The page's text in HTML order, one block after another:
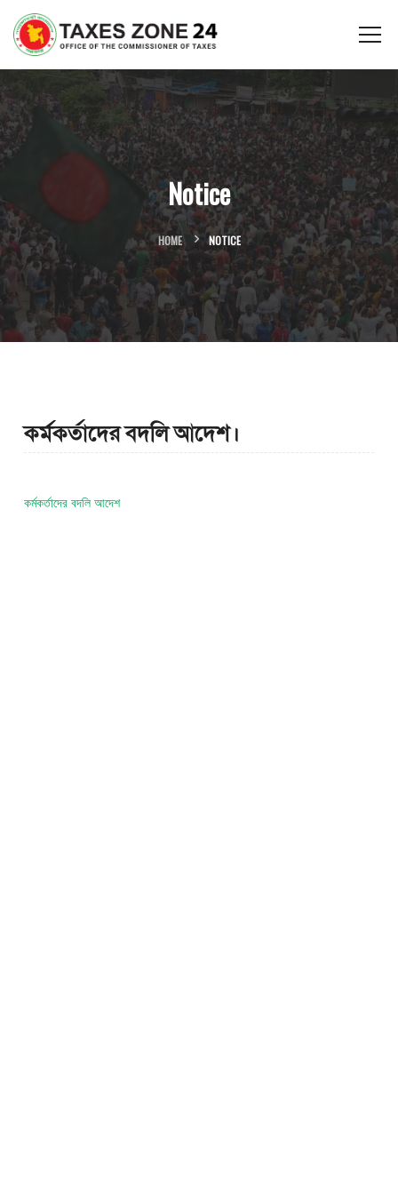
Notice
HOME NOTICE
কর্মকর্তাদের বদলি আদেশ।
কর্মকর্তাদের বদলি আদেশ